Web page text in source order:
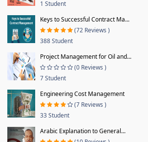
1 Student
Keys to Successful Contract Ma...
(72 Reviews )
388 Student
Project Management for Oil and...
(0 Reviews )
7 Student
Engineering Cost Management
(7 Reviews )
33 Student
Arabic Explanation to General...